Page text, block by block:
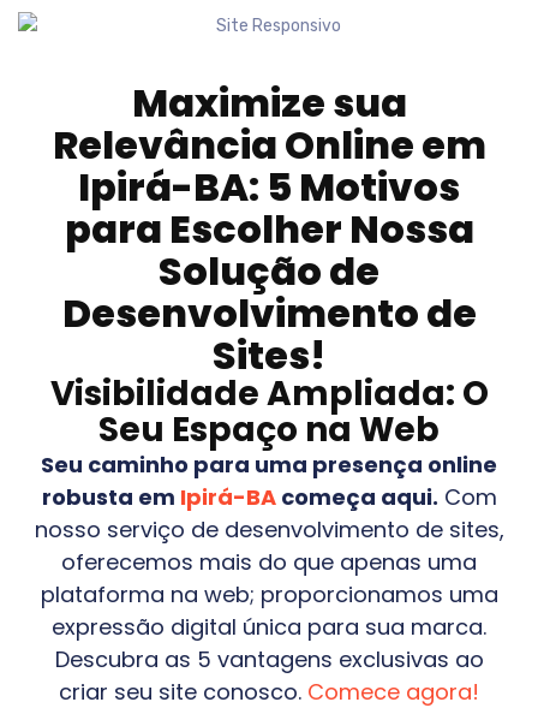
Maximize sua
Relevância Online em
Ipirá-BA: 5 Motivos
para Escolher Nossa
Solução de
Desenvolvimento de
Sites!
Visibilidade Ampliada: O
Seu Espaço na Web
Seu caminho para uma presença online
robusta em Ipirá-BAcomeça aqui. Com
nosso serviço de desenvolvimento de sites,
oferecemos mais do que apenas uma
plataforma na web; proporcionamos uma
expressão digital única para sua marca.
Descubra as 5 vantagens exclusivas ao
criar seu site conosco. Comece agora!